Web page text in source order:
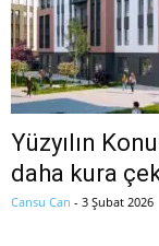
Yüzyılın
daha kura
Cansu Can - 3 Şubat 2026